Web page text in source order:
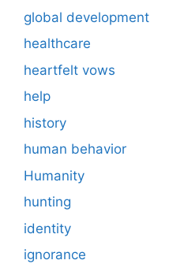
global development
healthcare
heartfelt vows
help
history
human behavior
Humanity
hunting
identity
ignorance